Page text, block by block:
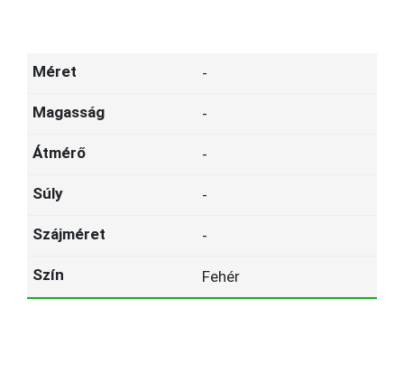
-
-
-
-
-
Fehér